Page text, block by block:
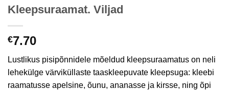
Kleepsuraamat. Viljad
€7.70
Lustlikus pisipõnnidele mõeldud kleepsuraamatus on neli
lehekülge värviküllaste taaskleepuvate kleepsuga: kleebi
raamatusse apelsine, õunu, ananasse ja kirsse, ning õpi